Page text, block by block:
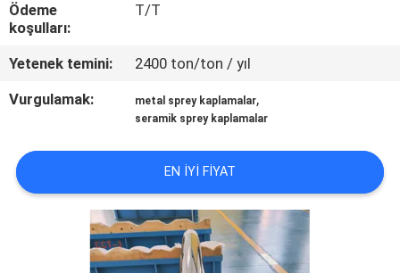
KALITE
KONTROLÜ
BIZIMLE
İLETIŞIM
BIR
İNDIRIM
Ödeme
koşulları:
T/T
Yetenek temini:
2400 ton/ton / yıl
Vurgulamak:
metal sprey kaplamalar,
seramik sprey kaplamalar
EN IYI FIYAT